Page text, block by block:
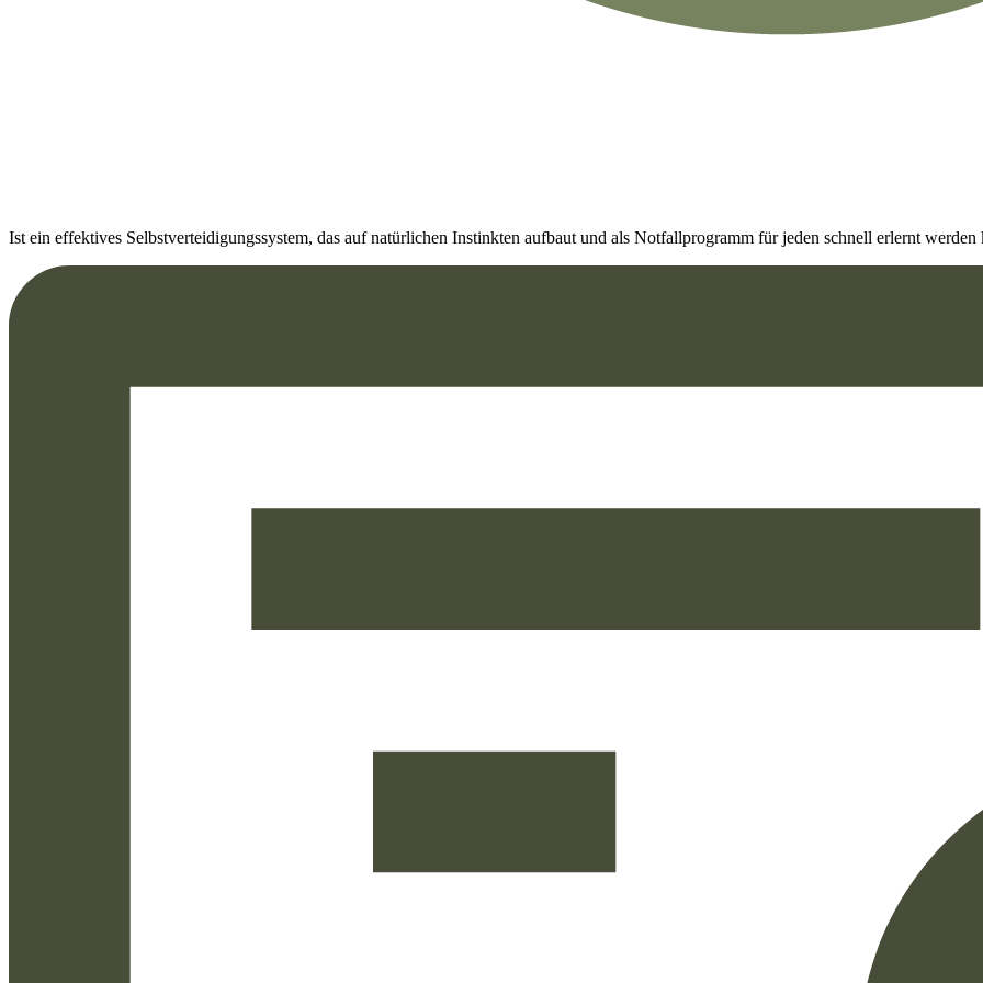
Ist ein effektives Selbstverteidigungssystem, das auf natürlichen Instinkten aufbaut und als Notfallprogramm für jeden schnell erlernt werden